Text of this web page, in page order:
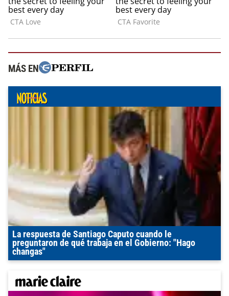
MÁS EN
La respuesta de Santiago Caputo cuando le
preguntaron de qué trabaja en el Gobierno: "Hago
changas"